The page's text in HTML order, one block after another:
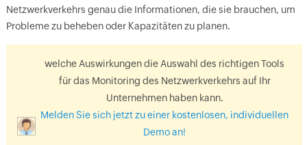
Netzwerkverkehrs genau die Informationen, die sie brauchen, um
Probleme zu beheben oder Kapazitäten zu planen.
welche Auswirkungen die Auswahl des richtigen Tools
für das Monitoring des Netzwerkverkehrs auf Ihr
Unternehmen haben kann.
Melden Sie sich jetzt zu einer kostenlosen, individuellen
Demo an!